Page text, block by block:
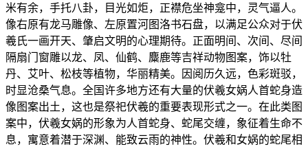
米有余，手托八卦，目光如炬，正襟危坐神龛中，灵气逼人。
像右原有龙马雕像、左原置河图洛书石盘，以满足公众对于伏
羲氏一画开天、肇启文明的心理期待。正面明间、次间、尽间
隔扇门窗雕以龙、凤、仙鹤、麋鹿等吉祥动物图案，饰以牡
丹、艾叶、松枝等植物，华丽精美。因阅历久远，色彩斑驳，
时显沧桑气息。全国许多地方还有大量的伏羲女娲人首蛇身造
像图案出土，这也是祭祀伏羲的重要表现形式之一。在此类图
案中，伏羲女娲的形象为人首蛇身、蛇尾交缠，象征着生命不
息，寓意着潜于深渊、能致云雨的神性。伏羲和女娲的蛇尾相